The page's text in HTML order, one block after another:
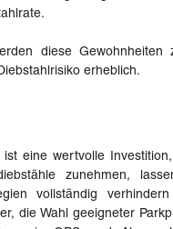
diese Gewohnheiten
erheblich.
ist eine wertvolle
zunehmen,
vollständig
die Wahl geeigneter